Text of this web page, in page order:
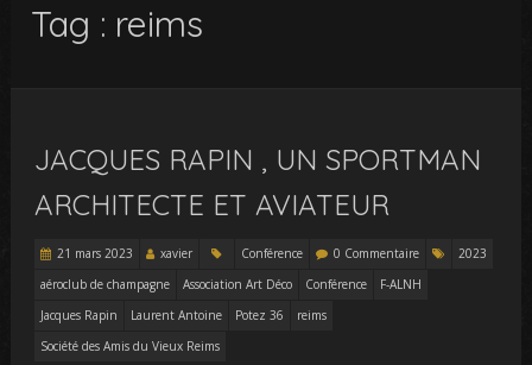
Tag : reims
JACQUES RAPIN , UN SPORTMAN
ARCHITECTE ET AVIATEUR
21 mars 2023 xavier Conférence 0 Commentaire
2023
aéroclub de champagne
Association Art Déco Conférence
F-ALNH
Jacques Rapin
Laurent Antoine Potez 36
reims
Société des Amis du Vieux Reims